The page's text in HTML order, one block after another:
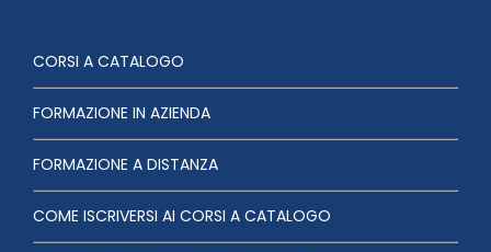
CORSI A CATALOGO
FORMAZIONE IN AZIENDA
FORMAZIONE A DISTANZA
COME ISCRIVERSI AI CORSI A CATALOGO